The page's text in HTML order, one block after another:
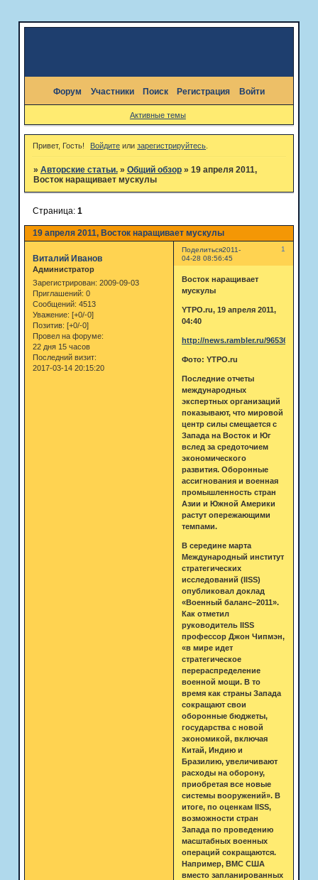
Форум Участники Поиск Регистрация Войти
Активные темы
Привет, Гость! Войдите илизарегистрируйтесь
» Авторские статьи. » Общий обзор » 19 апреля 2011,
Восток наращивает мускулы
19 апреля 2011, Восток наращивает мускулы
Страница: 1
Поделиться 1
2011-
04-28 08:56:45
Виталий Иванов
Администратор
Зарегистрирован: 2009-09-03
Приглашений: 0
Сообщений: 4513
Уважение: [+0/-0]
Позитив: [+0/-0]
Провел на форуме:
22 дня 15 часов
Последний визит:
2017-03-14 20:15:20
Восток наращивает
мускулы
YTPO.ru, 19 апреля 2011,
04:40
http://news.rambler.ru/9653660/
Фото: YТРО.ru
Последние отчеты
международных
экспертных организаций
показывают, что мировой
центр силы смещается с
Запада на Восток и Юг
вслед за средоточием
экономического
развития. Оборонные
ассигнования и военная
промышленность стран
Азии и Южной Америки
растут опережающими
темпами.
В середине марта
Международный институт
стратегических
исследований (IISS)
опубликовал доклад
«Военный баланс–2011».
Как отметил
руководитель IISS
профессор Джон Чипмэн,
«в мире идет
стратегическое
перераспределение
военной мощи. В то
время как страны Запада
сокращают свои
оборонные бюджеты,
государства с новой
экономикой, включая
Китай, Индию и
Бразилию, увеличивают
расходы на оборону,
приобретая все новые
системы вооружений». В
итоге, по оценкам IISS,
возможности стран
Запада по проведению
масштабных военных
операций сокращаются.
Например, ВМС США
вместо запланированных